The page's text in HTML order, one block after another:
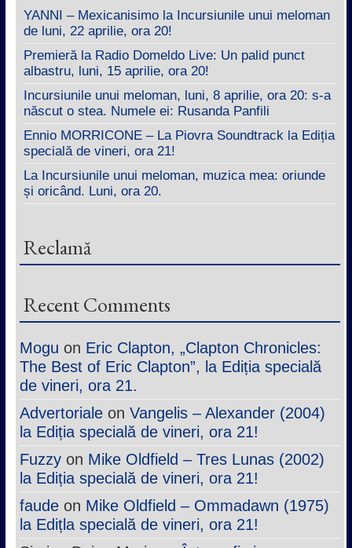
YANNI – Mexicanisimo la Incursiunile unui meloman
de luni, 22 aprilie, ora 20!
Premieră la Radio Domeldo Live: Un palid punct
albastru, luni, 15 aprilie, ora 20!
Incursiunile unui meloman, luni, 8 aprilie, ora 20: s-a
născut o stea. Numele ei: Rusanda Panfili
Ennio MORRICONE – La Piovra Soundtrack la Ediția
specială de vineri, ora 21!
La Incursiunile unui meloman, muzica mea: oriunde
și oricând. Luni, ora 20.
Reclamă
Recent Comments
Mogu on Eric Clapton, „Clapton Chronicles:
The Best of Eric Clapton”, la Ediția specială
de vineri, ora 21.
Advertorialeon Vangelis – Alexander (2004)
la Ediția specială de vineri, ora 21!
Fuzzyon Mike Oldfield – Tres Lunas (2002)
la Ediția specială de vineri, ora 21!
faudeon Mike Oldfield – Ommadawn (1975)
la Edițla specială de vineri, ora 21!